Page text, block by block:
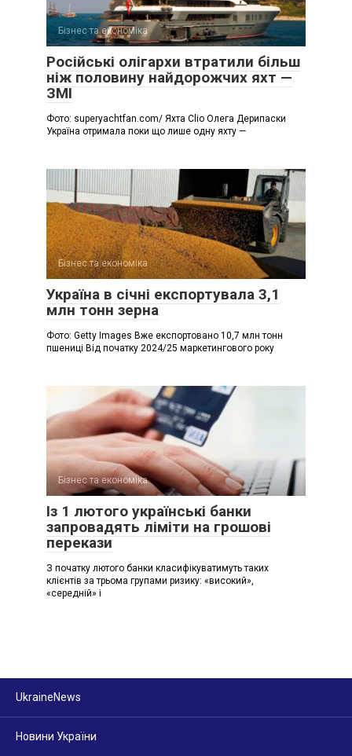
Бізнес та економіка
Російські олігархи втратили більш
ніж половину найдорожчих яхт —
ЗМІ
Фото: superyachtfan.com/ Яхта Clio Олега Дерипаски
Україна отримала поки що лише одну яхту —
Бізнес та економіка
Україна в січні експортувала 3,1
млн тонн зерна
Фото: Getty Images Вже експортовано 10,7 млн тонн
пшениці Від початку 2024/25 маркетингового року
Бізнес та економіка
Із 1 лютого українські банки
запровадять ліміти на грошові
перекази
З початку лютого банки класифікуватимуть таких
клієнтів за трьома групами ризику: «високий»,
«середній» і
UkraineNews
Новини України